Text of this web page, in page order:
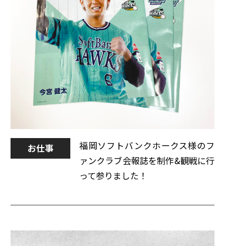
福岡ソフトバンクホークス様のフ
ァンクラブ会報誌を制作&観戦に行
って参りました！
お仕事